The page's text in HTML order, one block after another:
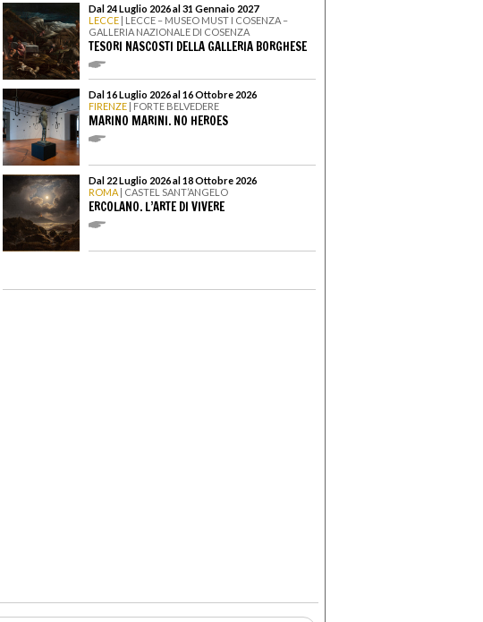
Dal 24 Luglio 2026 al 31 Gennaio 2027
LECCE | LECCE – MUSEO MUST I COSENZA –
GALLERIA NAZIONALE DI COSENZA
TESORI NASCOSTI DELLA GALLERIA BORGHESE
Dal 16 Luglio 2026 al 16 Ottobre 2026
FIRENZE | FORTE BELVEDERE
MARINO MARINI. NO HEROES
Dal 22 Luglio 2026 al 18 Ottobre 2026
ROMA | CASTEL SANT’ANGELO
ERCOLANO. L’ARTE DI VIVERE